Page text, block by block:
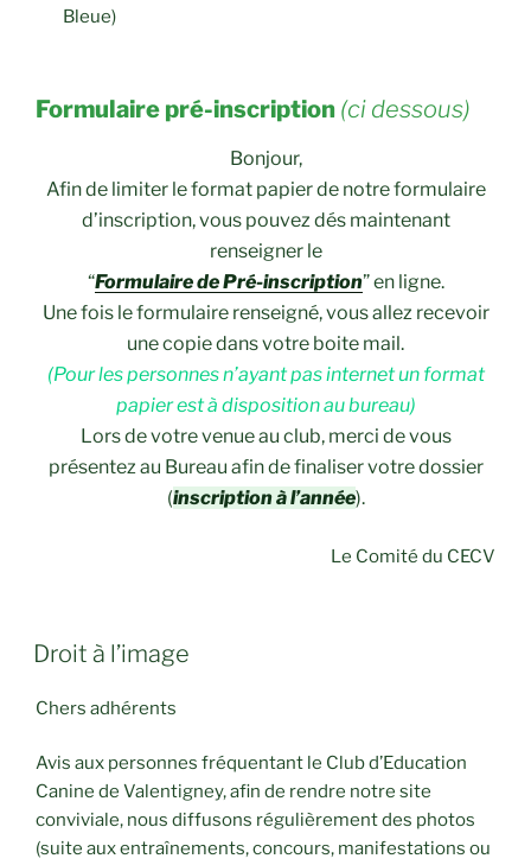
Bleue)
Formulaire pré-inscription (ci dessous)
Bonjour,
Afin de limiter le format papier de notre formulaire
d’inscription, vous pouvez dés maintenant
renseigner le
“Formulaire de Pré-inscription” en ligne.
Une fois le formulaire renseigné, vous allez recevoir
une copie dans votre boite mail.
(Pour les personnes n’ayant pas internet un format
papier est à disposition au bureau)
Lors de votre venue au club, merci de vous
présentez au Bureau afin de finaliser votre dossier
(inscription à l’année).
Le Comité du CECV
PUBLIÉ
LE
Droit à l’image
Chers adhérents
Avis aux personnes fréquentant le Club d’Education
Canine de Valentigney, afin de rendre notre site
conviviale, nous diffusons régulièrement des photos
(suite aux entraînements, concours, manifestations ou